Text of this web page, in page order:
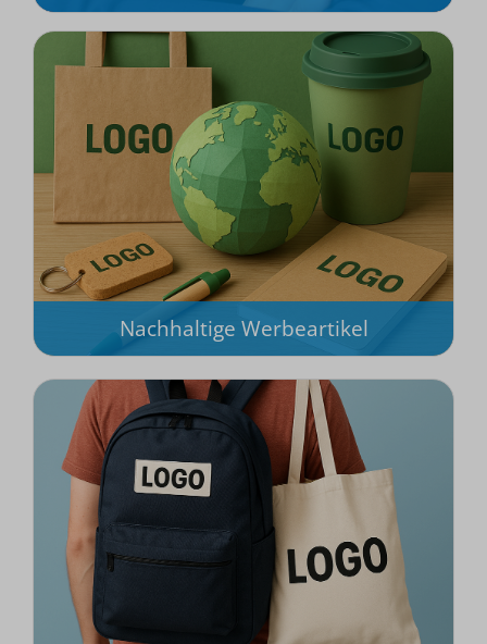
Nachhaltige Werbeartikel